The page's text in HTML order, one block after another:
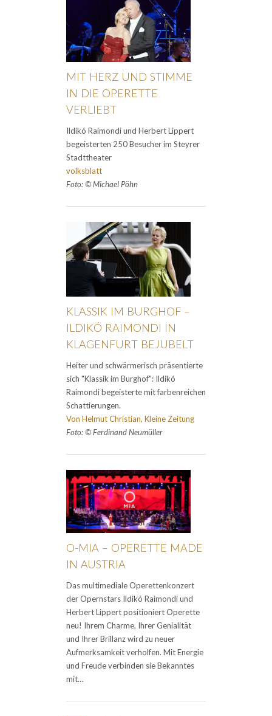
MIT HERZ UND STIMME
IN DIE OPERETTE
VERLIEBT
Ildikó Raimondi und Herbert Lippert
begeisterten 250 Besucher im Steyrer
Stadttheater
volksblatt
Foto: © Michael Pöhn
KLASSIK IM BURGHOF –
ILDIKÓ RAIMONDI IN
KLAGENFURT BEJUBELT
Heiter und schwärmerisch präsentierte
sich "Klassik im Burghof": Ildikó
Raimondi begeisterte mit farbenreichen
Schattierungen.
Von Helmut Christian, Kleine Zeitung
Foto: © Ferdinand Neumüller
O-MIA – OPERETTE MADE
IN AUSTRIA
Das multimediale Operettenkonzert
der Opernstars Ildikó Raimondi und
Herbert Lippert positioniert Operette
neu! Ihrem Charme, Ihrer Genialität
und Ihrer Brillanz wird zu neuer
Aufmerksamkeit verholfen. Mit Energie
und Freude verbinden sie Bekanntes
mit…